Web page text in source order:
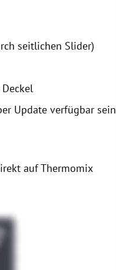
seitlichen Slider)
Update verfügbar sein
auf Thermomix